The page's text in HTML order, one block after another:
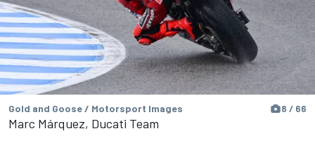
Gold and Goose / Motorsport Images 8 / 66
Marc Márquez, Ducati Team